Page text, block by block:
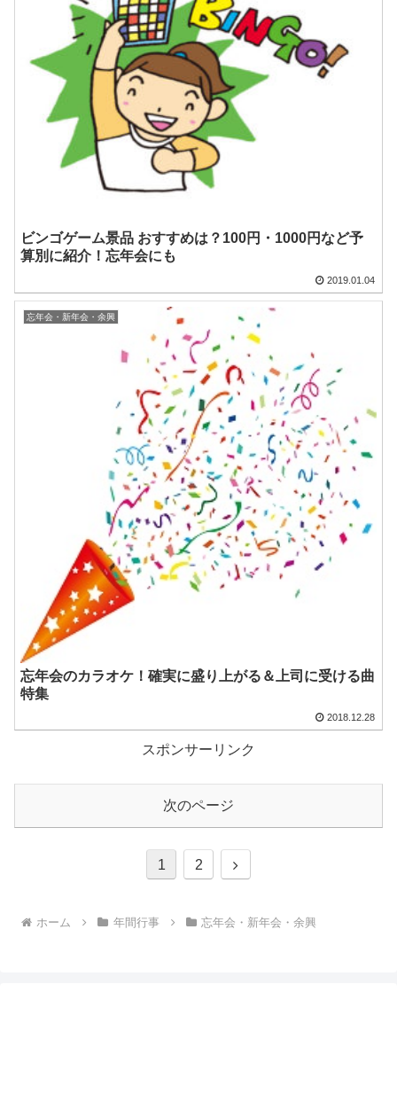
ビンゴゲーム景品 おすすめは？100円・1000円など予
算別に紹介！忘年会にも
2019.01.04
忘年会・新年会・余興
忘年会のカラオケ！確実に盛り上がる＆上司に受ける曲
特集
2018.12.28
スポンサーリンク
次のページ
1 2
次
ホーム 年間行事 忘年会・新年会・余興